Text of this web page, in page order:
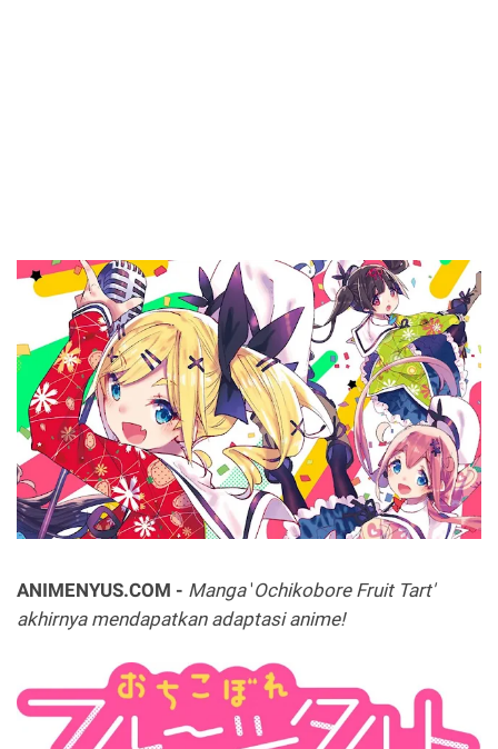
ANIMENYUS.COM - Manga'Ochikobore Fruit Tart'
akhirnya mendapatkan adaptasi anime!